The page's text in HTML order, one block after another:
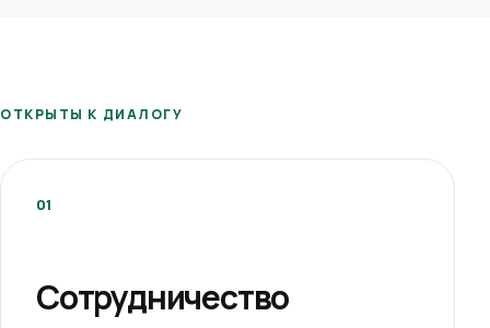
ОТКРЫТЫ К ДИАЛОГУ
01
Сотрудничество